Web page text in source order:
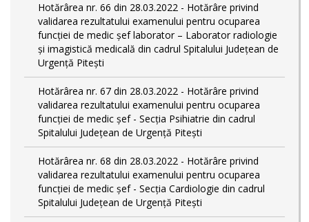
Hotărârea nr. 66 din 28.03.2022 - Hotărâre privind
validarea rezultatului examenului pentru ocuparea
funcției de medic șef laborator – Laborator radiologie
și imagistică medicală din cadrul Spitalului Județean de
Urgență Pitești
Hotărârea nr. 67 din 28.03.2022 - Hotărâre privind
validarea rezultatului examenului pentru ocuparea
funcției de medic șef - Secția Psihiatrie din cadrul
Spitalului Județean de Urgență Pitești
Hotărârea nr. 68 din 28.03.2022 - Hotărâre privind
validarea rezultatului examenului pentru ocuparea
funcției de medic șef - Secția Cardiologie din cadrul
Spitalului Județean de Urgență Pitești